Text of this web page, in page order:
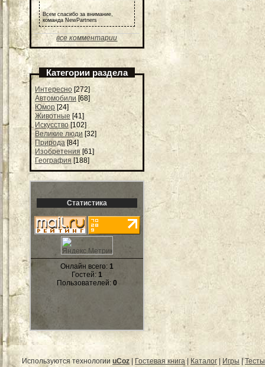
Всем спасибо за внимание,
команда NewPartners
все комментарии
Категории раздела
Интересно [272]
Автомобили [68]
Юмор [24]
Животные [41]
Искусство [102]
Великие люди [32]
Природа [84]
Изобретения [61]
География [188]
Статистика
Онлайн всего: 1
Гостей: 1
Пользователей: 0
Используются технологии uCoz | Гостевая книга | Каталог | Игры |Тесты